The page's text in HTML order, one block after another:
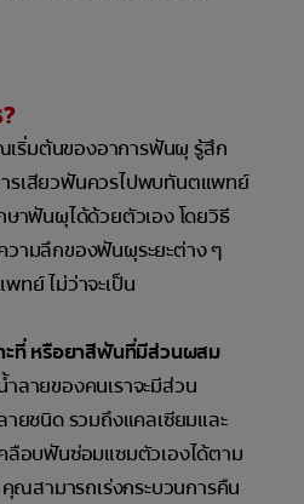
ริ่มต้นของอาการฟันผุ รู้สึก
รเสียวฟันควรไปพบทันตแพทย์
าฟันผุได้ด้วยตัวเอง โดยวิธี
ามลึกของฟันผุระยะต่าง ๆ
ทย์ ไม่ว่าจะเป็น
ะที่ หรือยาสีฟันที่มีส่วนผสม
ำลายของคนเราจะมีส่วน
ยชนิด รวมถึงแคลเซียมและ
ลือบฟันซ่อมแซมตัวเองได้ตาม
ณสามารถเร่งกระบวนการคืน